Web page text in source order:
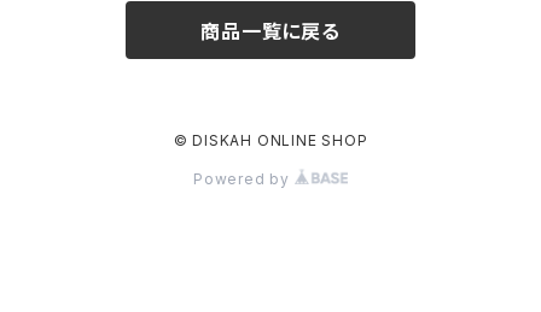
商品一覧に戻る
© DISKAH ONLINE SHOP
Powered by